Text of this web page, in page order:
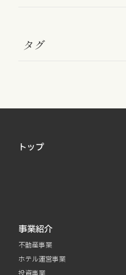
免責事項
タグ
トップ
事業紹介
不動産事業
ホテル運営事業